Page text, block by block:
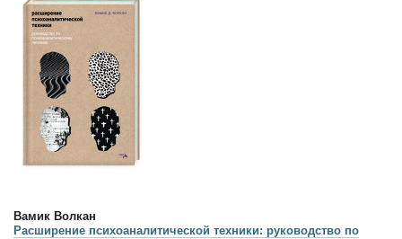
Вамик Волкан
Расширение психоаналитической техники: руководство по